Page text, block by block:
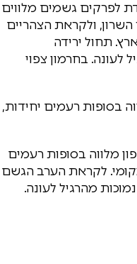
לפרקים גשמים מלווים
ולקראת הצהריים
תחול ירידה
לעונה. בחרמון צפוי
בסופות רעמים יחידות,
מלווה בסופות רעמים
לקראת הערב הגשם
מהרגיל לעונה.